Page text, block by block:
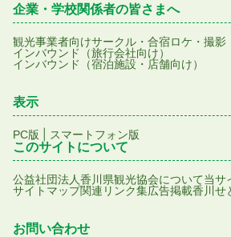
企業・学校関係者の皆さまへ
観光事業者向けサークル・合宿ロケ・撮影
インバウンド（旅行会社向け）
インバウンド（宿泊施設・店舗向け）
表示
PC版 スマートフォン版
このサイトについて
公益社団法人香川県観光協会について当サ
サイトマップ関連リンク集広告掲載香川せ
お問い合わせ